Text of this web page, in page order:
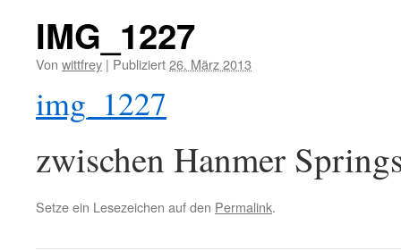
IMG_1227
Von wittfrey | Publiziert26. März 2013
img_1227
zwischen Hanmer
Setze ein Lesezeichen auf den Permalink.